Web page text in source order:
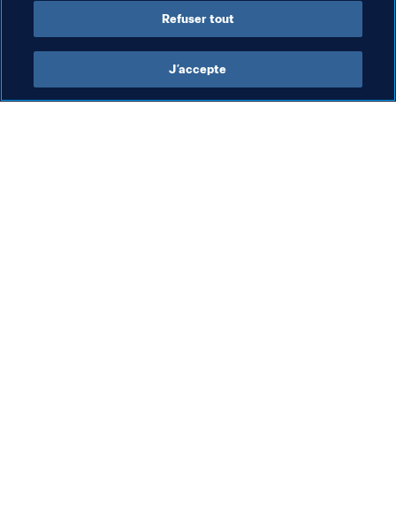
Refuser tout
J’accepte